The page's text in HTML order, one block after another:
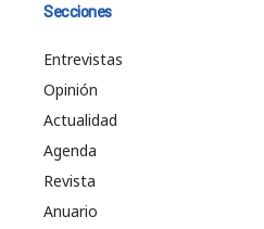
Secciones
Entrevistas
Opinión
Actualidad
Agenda
Revista
Anuario